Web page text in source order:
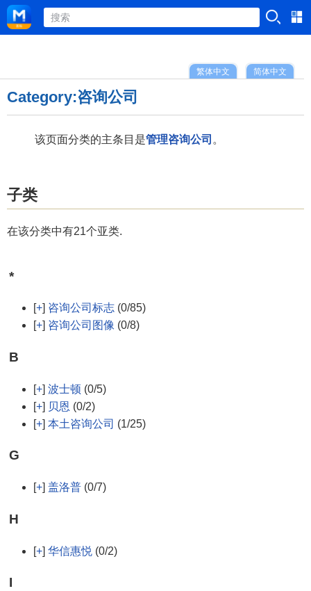
简体中文
繁体中文
Category:咨询公司
该页面分类的主条目是管理咨询公司 。
子类
在该分类中有21个亚类.
*
[+] 咨询公司标志 (0/85)
[+] 咨询公司图像 (0/8)
B
[+] 波士顿 (0/5)
[+] 贝恩 (0/2)
[+] 本土咨询公司 (1/25)
G
[+] 盖洛普 (0/7)
H
[+] 华信惠悦 (0/2)
I